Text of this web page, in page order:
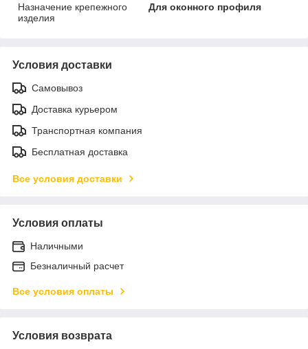
Назначение крепежного
изделия
Для оконного профиля
Условия доставки
Самовывоз
Доставка курьером
Транспортная компания
Бесплатная доставка
Все условия доставки
Условия оплаты
Наличными
Безналичный расчет
Все условия оплаты
Условия возврата